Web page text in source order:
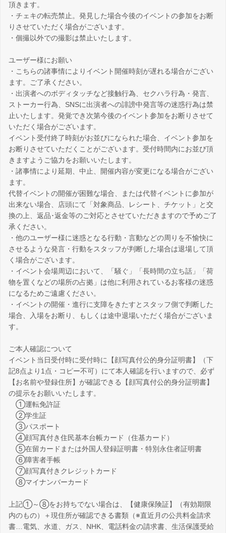
頂きます。
・チェキの転売禁止。発見した場合今後のイベントの参加をお断
りさせていただく場合がございます。
・個撮以外での撮影は禁止いたします。
ユーザー様にお願い
・こちらの諸事情によりイベント開催時刻が遅れる場合がござい
ます。ご了承ください。
・出演者へのボディタッチなど接触行為、セクハラ行為・発言、
ストーカー行為、SNSに出演者への誹謗中発言等の迷惑行為は禁
止いたします。発覚でき次第今後のイベント参加をお断りさせて
いただく場合がございます。
イベント受付終了時刻がお並びになられた場合、イベント参加を
お断りさせていただくことがございます。受付時間内にお並び頂
きますようご協力をお願いいたします。
・諸事情により延期、中止、開催内容が変更になる場合がござい
ます。
代替イベントの開催が困難な場合、または代替イベントに参加が
出来ない場合、店頭にて「対象商品、レシート、チケット」と交
換の上、返品･返金等のご対応とさせていただきますので予めご了
承ください。
・他のユーザー様に迷惑となる行動・言動などの周りを不愉快に
させるような発言・行動をスタッフが判断した場合は退場して頂
く場合がございます。
・イベント会場周辺において、「騒ぐ」「長時間の立ち話」「荷
物を置くなどの場所の占拠」は他に利用されているお客様の迷惑
になるためご遠慮ください。
・イベントの開催・進行に支障をきたすとスタッフ側で判断した
場合、入場をお断り、もしくは途中退場いただく場合がございま
す。
ご本人確認について
イベント当日受付時に受付時に【顔写真付公的身分証明書】（下
記8点より1点・コピー不可）にて本人確認を行いますので、必ず
【お名前や登録住所】が確認できる【顔写真付公的身分証明書】
の提示をお願いいたします。
①運転免許証
②学生証
③パスポート
④顔写真付き住民基本台帳カード（住基カード）
⑤在留カードまたは外国人登録証明書・特別永住者証明書
⑥障害者手帳
⑦顔写真付きクレジットカード
⑧マイナンバーカード
上記①～⑧をお持ちでない場合は、【健康保険証】（有効期限
内のもの）＋現住所が確認できる書類（※直近月の公共料金請求
書…電気、水道、ガス、NHK、電話料金の請求書、生活保護受給